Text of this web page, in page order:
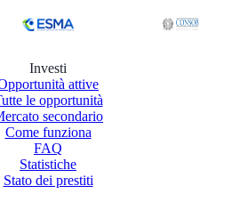
Investi
attive
le opportunità
secondario
Come funziona
FAQ
Statistiche
Stato dei prestiti